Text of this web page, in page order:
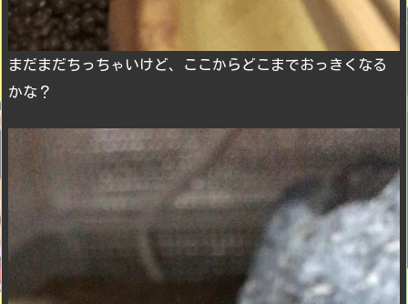
まだまだちっちゃいけど、ここからどこまでおっきくなる
かな？